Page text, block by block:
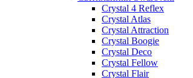
Crystal 4 Reflex
Crystal Atlas
Crystal Attraction
Crystal Boogie
Crystal Deco
Crystal Fellow
Crystal Flair